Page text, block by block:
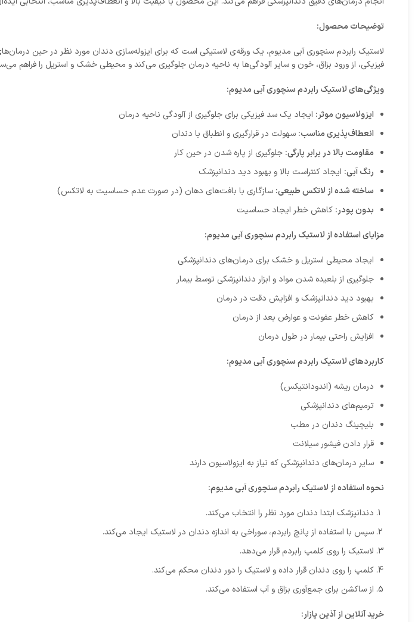
توضیحات محصول:
لاستیک رابردم سنچوری آبی مدیوم، یک ورقه‌ی لاستیکی است که برای ایزوله‌سازی دندان مورد نظر در حین
فیزیکی، از ورود بزاق، خون و سایر آلودگی‌ها به ناحیه درمان جلوگیری می‌کند و محیطی خشک و استریل را فراهم
ویژگی‌های لاستیک رابردم سنچوری آبی مدیوم:
ایزولاسیون موثر: ایجاد یک سد فیزیکی برای جلوگیری از آلودگی ناحیه درمان
انعطاف‌پذیری مناسب: سهولت در قرارگیری و انطباق با دندان
مقاومت بالا در برابر پارگی: جلوگیری از پاره شدن در حین کار
رنگ آبی: ایجاد کنتراست بالا و بهبود دید دندانپزشک
ساخته شده از لاتکس طبیعی: سازگاری با بافت‌های دهان (در صورت عدم حساسیت به لاتکس)
بدون پودر: کاهش خطر ایجاد حساسیت
مزایای استفاده از لاستیک رابردم سنچوری آبی مدیوم:
ایجاد محیطی استریل و خشک برای درمان‌های دندانپزشکی
جلوگیری از بلعیده شدن مواد و ابزار دندانپزشکی توسط بیمار
بهبود دید دندانپزشک و افزایش دقت در درمان
کاهش خطر عفونت و عوارض بعد از درمان
افزایش راحتی بیمار در طول درمان
کاربردهای لاستیک رابردم سنچوری آبی مدیوم:
درمان ریشه (اندودانتیکس)
ترمیم‌های دندانپزشکی
بلیچینگ دندان در مطب
قرار دادن فیشور سیلانت
سایر درمان‌های دندانپزشکی که نیاز به ایزولاسیون دارند
نحوه استفاده از لاستیک رابردم سنچوری آبی مدیوم:
دندانپزشک ابتدا دندان مورد نظر را انتخاب می‌کند.
سپس با استفاده از پانچ رابردم، سوراخی به اندازه دندان در لاستیک ایجاد می‌کند.
لاستیک را روی کلمپ رابردم قرار می‌دهد.
کلمپ را روی دندان قرار داده و لاستیک را دور دندان محکم می‌کند.
از ساکشن برای جمع‌آوری بزاق و آب استفاده می‌کند.
خرید آنلاین از آذین پازار: